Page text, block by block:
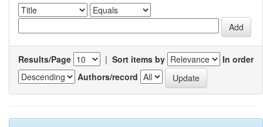
Results/Page | Sort items by
In order
Authors/record